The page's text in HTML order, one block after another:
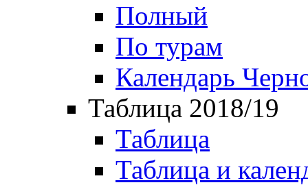
Полный
По турам
Календарь
Таблица 2018/19
Таблица
Таблица и